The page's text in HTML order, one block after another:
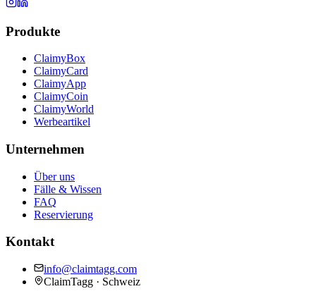
Produkte
ClaimyBox
ClaimyCard
ClaimyApp
ClaimyCoin
ClaimyWorld
Werbeartikel
Unternehmen
Über uns
Fälle & Wissen
FAQ
Reservierung
Kontakt
info@claimtagg.com
ClaimTagg · Schweiz